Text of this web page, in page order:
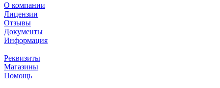
О компании
Лицензии
Отзывы
Документы
Информация
Реквизиты
Магазины
Помощь